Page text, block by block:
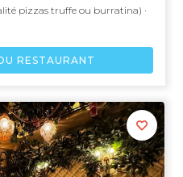
pizzas truffe ou burratina) ·
RESTAURANT